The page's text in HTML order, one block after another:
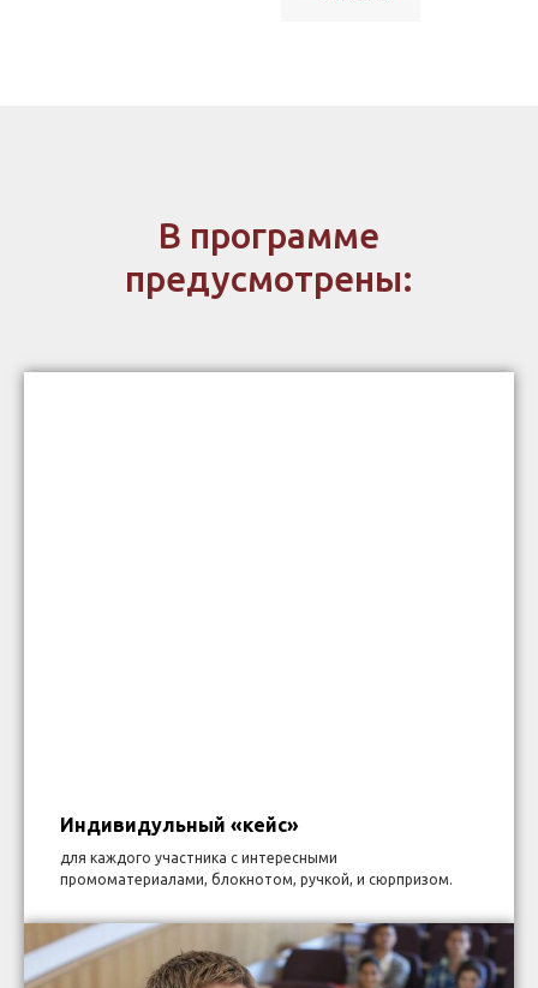
В программе
предусмотрены:
Индивидульный «кейс»
для каждого участника с интересными
промоматериалами, блокнотом, ручкой, и сюрпризом.